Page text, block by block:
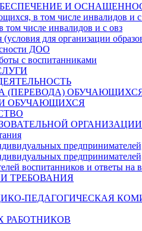
И
в том числе инвалидов и с
числе инвалидов и с овз
для организации
ДОО
с воспитанниками
(ПЕРЕВОДА)
ОБУЧАЮЩИХСЯ
ОРГАНИЗАЦИИ
воспитанников и ответы
ТРЕБОВАНИЯ
ПЕДАГОГИЧЕСКАЯ
РАБОТНИКОВ